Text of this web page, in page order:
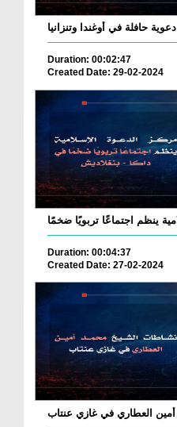
حافلة في أوغندا وتنزانيا
Duration: 00:02:47
Created Date: 29-02-2024
Duration: 00:04:37
Created Date: 27-02-2024
العطاري في غازي عنتاب